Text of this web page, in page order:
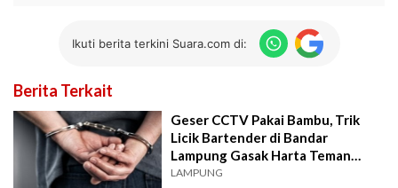
Ikuti berita terkini Suara.com di:
Berita Terkait
Geser CCTV Pakai Bambu, Trik
Licik Bartender di Bandar
Lampung Gasak Harta Teman
Kerja
LAMPUNG